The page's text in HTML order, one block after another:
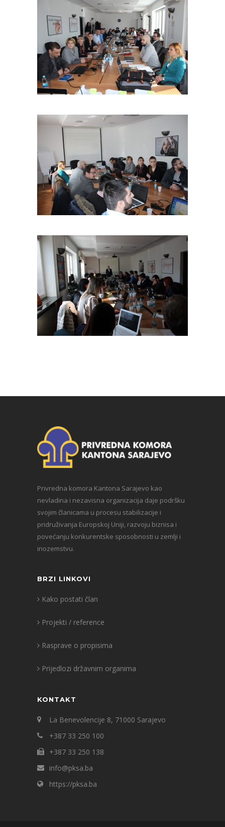
Privredna komora Kantona Sarajevo kao
nevladina i nezavisna organizacija daje podršku
svojim članicama u procesu stabilizacije i
pridruživanja Europskoj Uniji, razvoju biznisa i
povećanju konkurentske sposobnosti u zemlji i
inozemstvu.
BRZI LINKOVI
Kako postati član
Projekti / reference
Rasprave o propisima
Prijedlozi državnim organima
KONTAKT
La Benevolencije 8, 71000 Sarajevo
+387 33 250 100
+387 33 250 138
info@pksa.ba
https://pksa.ba